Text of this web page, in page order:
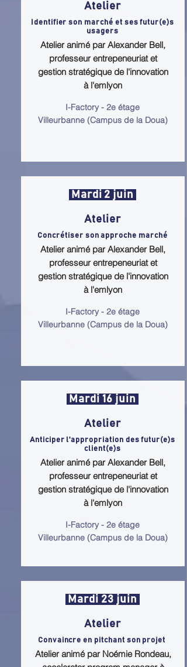
Atelier
Identifier son marché et ses futur(e)s
usagers
Atelier animé par Alexander Bell,
professeur entrepeneuriat et
gestion stratégique de l'innovation
à l'emlyon
I-Factory - 2e étage
Villeurbanne (Campus de la Doua)
Mardi 2 juin
Atelier
Concrétiser son approche marché
Atelier animé par Alexander Bell,
professeur entrepeneuriat et
gestion stratégique de l'innovation
à l'emlyon
I-Factory - 2e étage
Villeurbanne (Campus de la Doua)
Mardi 16 juin
Atelier
Anticiper l'appropriation des futur(e)s
client(e)s
Atelier animé par Alexander Bell,
professeur entrepeneuriat et
gestion stratégique de l'innovation
à l'emlyon
I-Factory - 2e étage
Villeurbanne (Campus de la Doua)
Mardi 23 juin
Atelier
Convaincre en pitchant son projet
Atelier animé par Noémie Rondeau,